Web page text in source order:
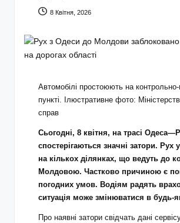
8 Квітня, 2026
Автомобілі простоюють на
пункті. Ілюстративне фото:
справ
Сьогодні, 8 квітня, на трасі
спостерігаються значні затори. Рух
на кількох ділянках, що ведуть до
Молдовою. Частково причиною є
погодних умов. Водіям радять
ситуація може змінюватися в будь-
Про наявні затори свідчать дані